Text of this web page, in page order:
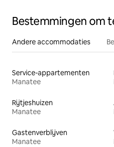
Bestemmingen om
Andere accommodaties
Service-appartementen
Manatee
Rijtjeshuizen
Manatee
Gastenverblijven
Manatee